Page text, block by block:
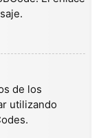
de los
utilizando